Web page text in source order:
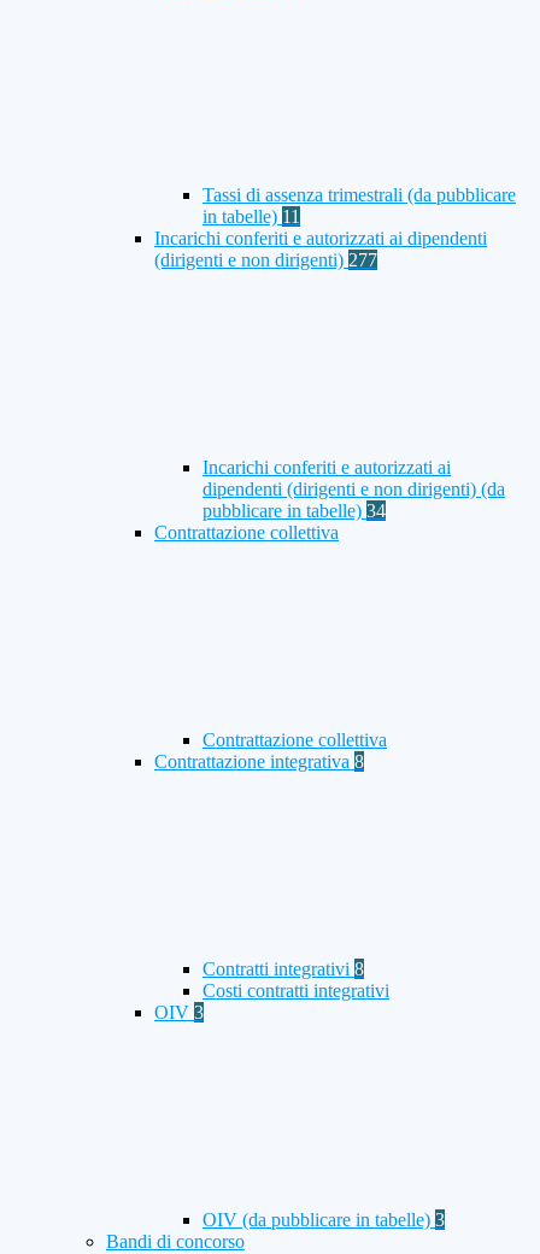
Tassi di assenza trimestrali (da pubblicare
in tabelle) 11
Incarichi conferiti e autorizzati ai dipendenti
(dirigenti e non dirigenti) 277
Incarichi conferiti e autorizzati ai
dipendenti (dirigenti e non dirigenti) (da
pubblicare in tabelle) 34
Contrattazione collettiva
Contrattazione collettiva
Contrattazione integrativa 8
Contratti integrativi 8
Costi contratti integrativi
OIV 3
OIV (da pubblicare in tabelle) 3
Bandi di concorso